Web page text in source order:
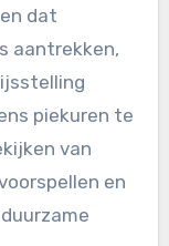
dat
aantrekken,
piekuren te
van
en